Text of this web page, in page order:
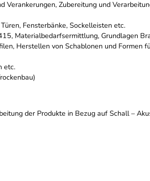
Zubereitung und
Fensterbänke, Sockelleisten etc.
Materialbedarfsermittlung, Grundlagen
Herstellen von Schablonen und Formen
etc.
der Produkte in Bezug auf Schall –